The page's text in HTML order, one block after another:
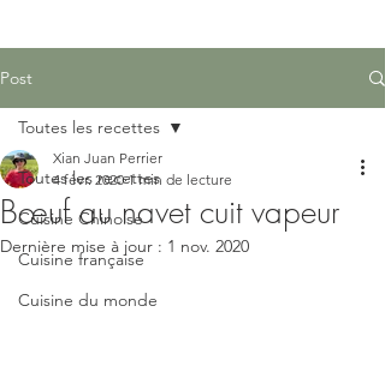
Post
Toutes les recettes
Cuisine Chinoise
Cuisine française
Cuisine du monde
Toutes les recettes
Bœuf au navet cuit vapeur
Xian Juan Perrier
4 févr. 2020 1 min de lecture
Dernière mise à jour : 1 nov. 2020